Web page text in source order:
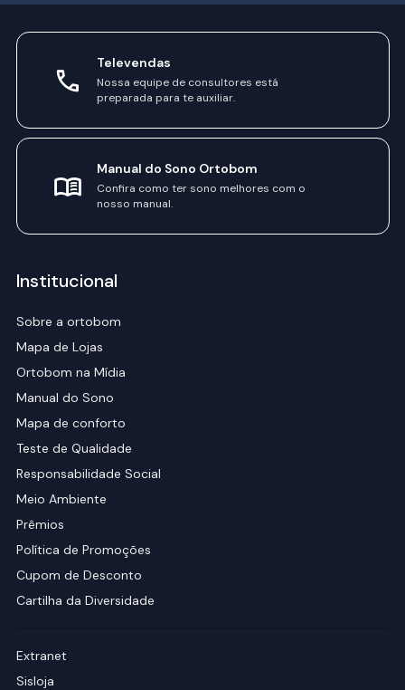
Televendas
Nossa equipe de consultores está
preparada para te auxiliar.
Manual do Sono Ortobom
Confira como ter sono melhores com o
nosso manual.
Institucional
Sobre a ortobom
Mapa de Lojas
Ortobom na Mídia
Manual do Sono
Mapa de conforto
Teste de Qualidade
Responsabilidade Social
Meio Ambiente
Prêmios
Política de Promoções
Cupom de Desconto
Cartilha da Diversidade
Extranet
Sisloja